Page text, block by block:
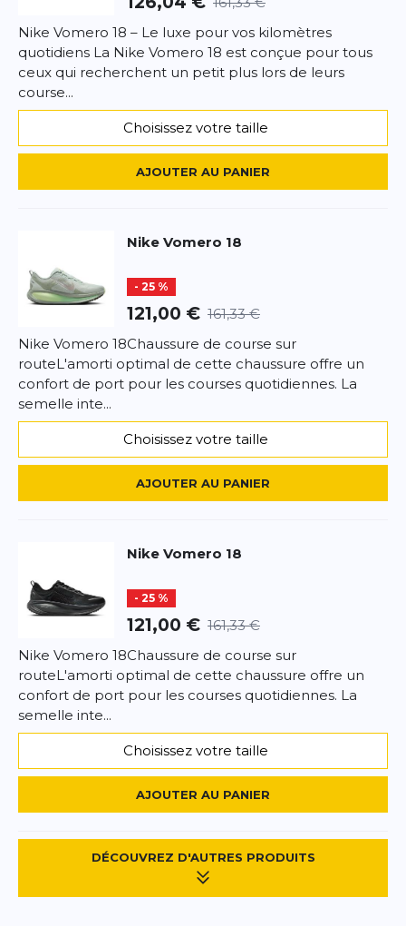
Quelles sont les nouveautés ? Dans la nouvelle
semelle intermédiaire en mousse, la mousse
ZoomX de haute qualité repose sur une couche de
mousse ReactX pour un confort supplémentaire.
*Champs requis
AJOUTER UN AVIS
Ce formulaire est protégé par reCAPTCHA –
Nike Vomero 18 – Le luxe pour vos kilomètres
quotidiens La Nike Vomero 18 est conçue pour tous
ceux qui recherchent un petit plus lors de leurs
course...
Choisissez votre taille
AJOUTER AU PANIER
Nike Vomero 18
- 25 %
121,00 € 161,33 €
Nike Vomero 18Chaussure de course sur
routeL'amorti optimal de cette chaussure offre un
confort de port pour les courses quotidiennes. La
semelle inte...
Choisissez votre taille
AJOUTER AU PANIER
Nike Vomero 18
- 25 %
121,00 € 161,33 €
Nike Vomero 18Chaussure de course sur
routeL'amorti optimal de cette chaussure offre un
confort de port pour les courses quotidiennes. La
semelle inte...
Choisissez votre taille
AJOUTER AU PANIER
DÉCOUVREZ D'AUTRES PRODUITS